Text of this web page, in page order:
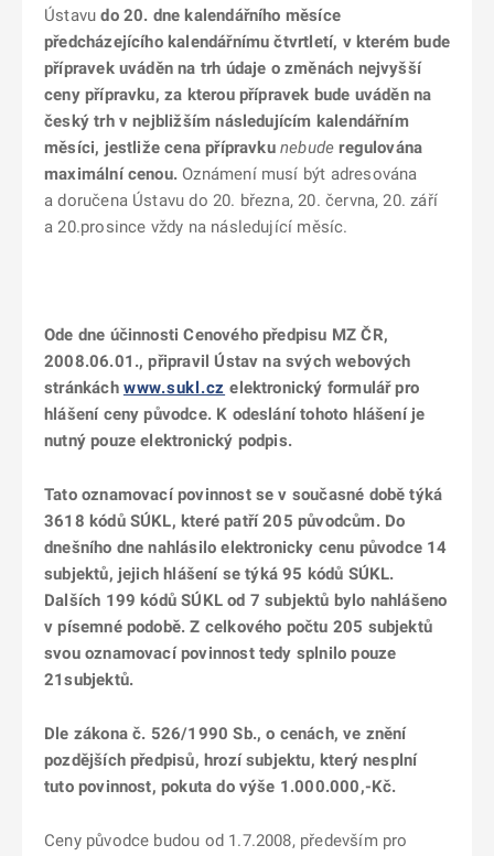
Ústavudo 20. dne kalendářního měsíce
předcházejícího kalendářnímu čtvrtletí, v kterém bude
přípravek uváděn na trh údaje o změnách nejvyšší
ceny přípravku, za kterou přípravek bude uváděn na
český trh v nejbližším následujícím kalendářním
měsíci, jestliže cena přípravku nebude regulována
maximální cenou. Oznámení musí být adresována
a doručena Ústavu do 20. března, 20. června, 20. září
a 20.prosince vždy na následující měsíc.
Ode dne účinnosti Cenového předpisu MZ ČR,
2008.06.01., připravil Ústav na svých webových
stránkách www.sukl.cz elektronický formulář pro
hlášení ceny původce. K odeslání tohoto hlášení je
nutný pouze elektronický podpis.
Tato oznamovací povinnost se v současné době týká
3618 kódů SÚKL, které patří 205 původcům. Do
dnešního dne nahlásilo elektronicky cenu původce 14
subjektů, jejich hlášení se týká 95 kódů SÚKL.
Dalších 199 kódů SÚKL od 7 subjektů bylo nahlášeno
v písemné podobě. Z celkového počtu 205 subjektů
svou oznamovací povinnost tedy splnilo pouze
21subjektů.
Dle zákona č. 526/1990 Sb., o cenách, ve znění
pozdějších předpisů, hrozí subjektu, který nesplní
tuto povinnost, pokuta do výše 1.000.000,-Kč.
Ceny původce budou od 1.7.2008, především pro